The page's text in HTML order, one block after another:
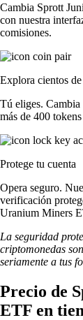
Cambia Sprott
con nuestra
comisiones.
Explora cientos
Tú eliges.
más de 400
Protege tu cuenta
Opera seguro.
verificación
Uranium Miners
La seguridad
criptomonedas
seriamente a tus
Precio de
ETF en